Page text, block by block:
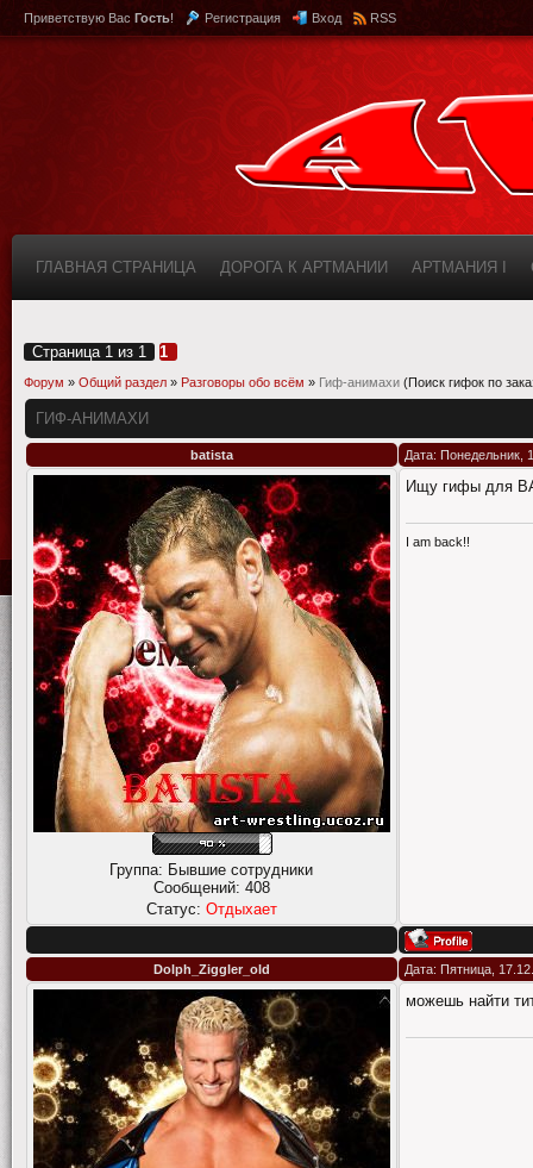
Приветствую Вас Гость! Регистрация Вход RSS
ГЛАВНАЯ СТРАНИЦА ДОРОГА К АРТМАНИИ АРТМАНИЯ I
Страница 1 из 1 1
Форум » Общий раздел » Разговоры обо всём » Гиф-анимахи (Поиск гифок по
ГИФ-АНИМАХИ
batista Дата: Понедельник,
Группа: Бывшие сотрудники
Сообщений: 408
Статус: Отдыхает
Ищу гифы для
I am back!!
Dolph_Ziggler_old Дата: Пятница,
можешь найти